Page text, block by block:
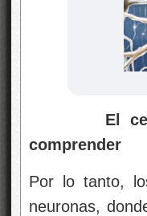
El
comprender
Por lo tanto,
neuronas,